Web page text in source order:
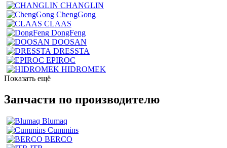
CHANGLIN
ChengGong
CLAAS
DongFeng
DOOSAN
DRESSTA
EPIROC
HIDROMEK
Показать ещё
Запчасти по производителю
Blumaq
Cummins
BERCO